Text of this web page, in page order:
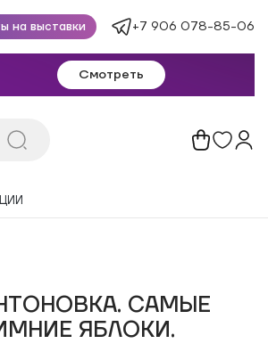
на выставки +7 906 078-85-06
Смотреть
САМЫЕ
ЯБЛОКИ.